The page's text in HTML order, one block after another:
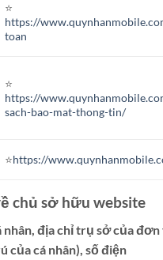
⭐️
https://
toan
⭐️
https://
sach-bao-mat-thong-tin/
⭐️https://
chủ sở hữu website
nhân, địa chỉ trụ sở của đơn
của cá nhân), số điện